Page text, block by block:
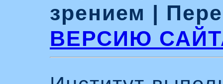
зрением |
ВЕРСИЮ